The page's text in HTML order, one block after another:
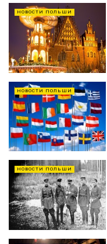
НОВОСТИ ПОЛЬШИ
НОВОСТИ ПОЛЬШИ
НОВОСТИ ПОЛЬШИ